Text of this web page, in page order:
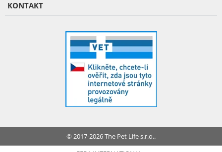
KONTAKT
© 2017-2026 The Pet Life s.r.o..